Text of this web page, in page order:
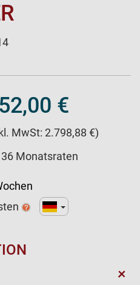
€
MwSt: 2.798,88 €)
Monatsraten
+